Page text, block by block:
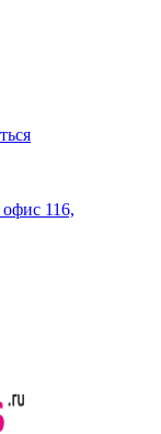
офис 116,